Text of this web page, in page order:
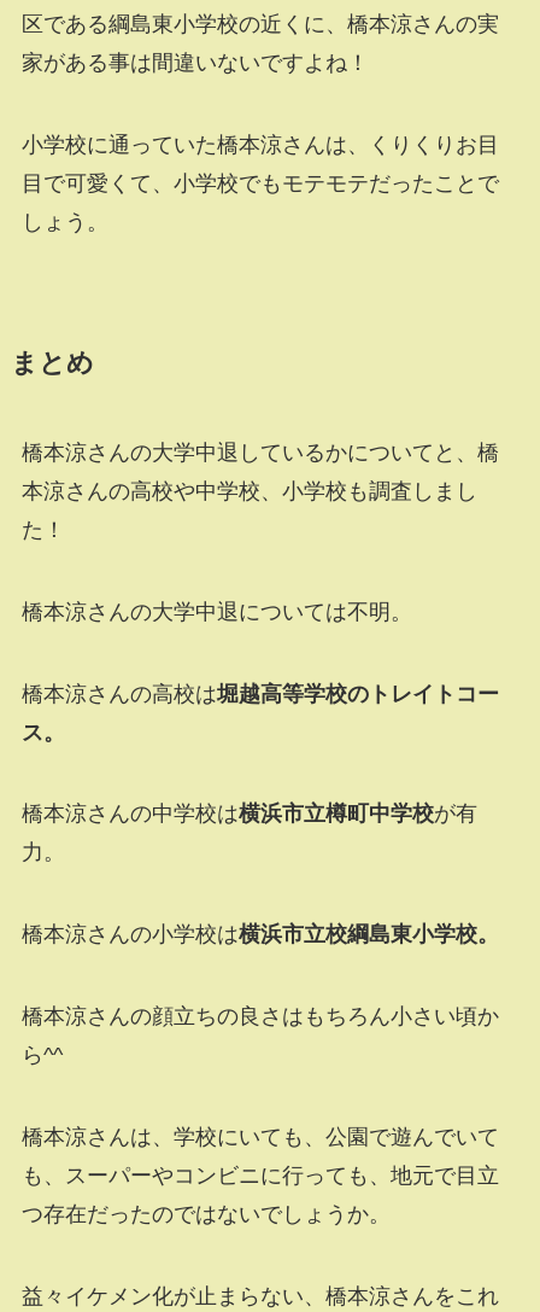
区である綱島東小学校の近くに、橋本涼さんの実
家がある事は間違いないですよね！
小学校に通っていた橋本涼さんは、くりくりお目
目で可愛くて、小学校でもモテモテだったことで
しょう。
まとめ
橋本涼さんの大学中退しているかについてと、橋
本涼さんの高校や中学校、小学校も調査しまし
た！
橋本涼さんの大学中退については不明。
橋本涼さんの高校は堀越高等学校のトレイトコー
ス。
橋本涼さんの中学校は横浜市立樽町中学校が有
力。
橋本涼さんの小学校は横浜市立校綱島東小学校。
橋本涼さんの顔立ちの良さはもちろん小さい頃か
ら^^
橋本涼さんは、学校にいても、公園で遊んでいて
も、スーパーやコンビニに行っても、地元で目立
つ存在だったのではないでしょうか。
益々イケメン化が止まらない、橋本涼さんをこれ